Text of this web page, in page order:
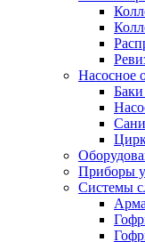
Насосное
Приборы
Системы